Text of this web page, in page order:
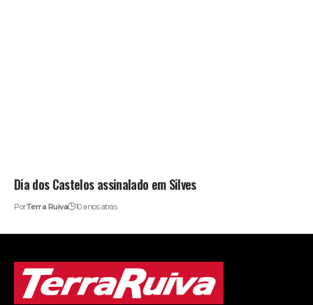
Dia dos Castelos assinalado em Silves
PorTerra Ruiva 10 anos atrás